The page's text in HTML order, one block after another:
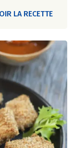
LA RECETTE